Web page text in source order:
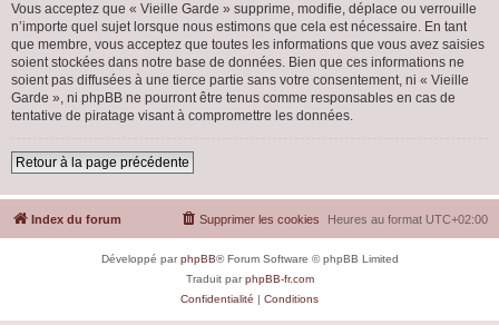
Vous acceptez que « Vieille Garde » supprime, modifie, déplace ou verrouille
n’importe quel sujet lorsque nous estimons que cela est nécessaire. En tant
que membre, vous acceptez que toutes les informations que vous avez saisies
soient stockées dans notre base de données. Bien que ces informations ne
soient pas diffusées à une tierce partie sans votre consentement, ni « Vieille
Garde », ni phpBB ne pourront être tenus comme responsables en cas de
tentative de piratage visant à compromettre les données.
Retour à la page précédente
Index du forum Heures au format UTC+02:00
Supprimer les cookies
Développé parphpBB® Forum Software © phpBB Limited
Traduit parphpBB-fr.com
Confidentialité | Conditions